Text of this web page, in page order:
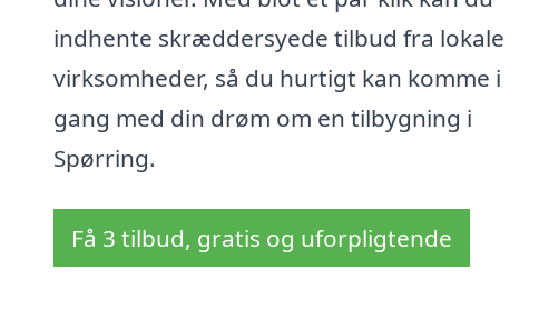
indhente skræddersyede tilbud fra lokale
virksomheder, så du hurtigt kan komme i
gang med din drøm om en tilbygning i
Spørring.
Få 3 tilbud, gratis og uforpligtende